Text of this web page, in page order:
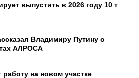
выпустить в 2026 году 10 т
Владимиру Путину о
АЛРОСА
работу на новом участке